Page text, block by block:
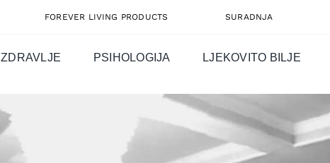
FOREVER LIVING PRODUCTS SURADNJA
ZDRAVLJE PSIHOLOGIJA LJEKOVITO BILJE